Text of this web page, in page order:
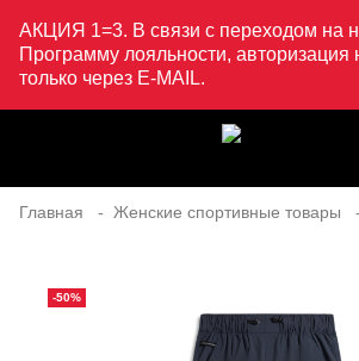
АКЦИЯ 1=3. В связи с переходом на
Программу лояльности, авторизация
только через E-MAIL.
Главная Женские спортивные товары
-50%